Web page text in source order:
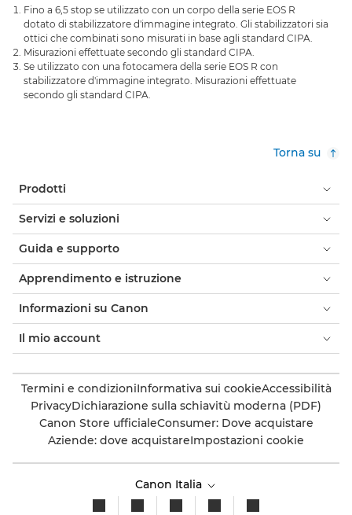
Fino a 6,5 stop se utilizzato con un corpo della serie EOS R
dotato di stabilizzatore d'immagine integrato. Gli stabilizzatori sia
ottici che combinati sono misurati in base agli standard CIPA.
Misurazioni effettuate secondo gli standard CIPA.
Se utilizzato con una fotocamera della serie EOS R con
stabilizzatore d'immagine integrato. Misurazioni effettuate
secondo gli standard CIPA.
Torna su
Prodotti
Servizi e soluzioni
Guida e supporto
Apprendimento e istruzione
Informazioni su Canon
Il mio account
Termini e condizioniInformativa sui cookieAccessibilità
PrivacyDichiarazione sulla schiavitù moderna (PDF)
Canon Store ufficialeConsumer: Dove acquistare
Aziende: dove acquistareImpostazioni cookie
Canon Italia